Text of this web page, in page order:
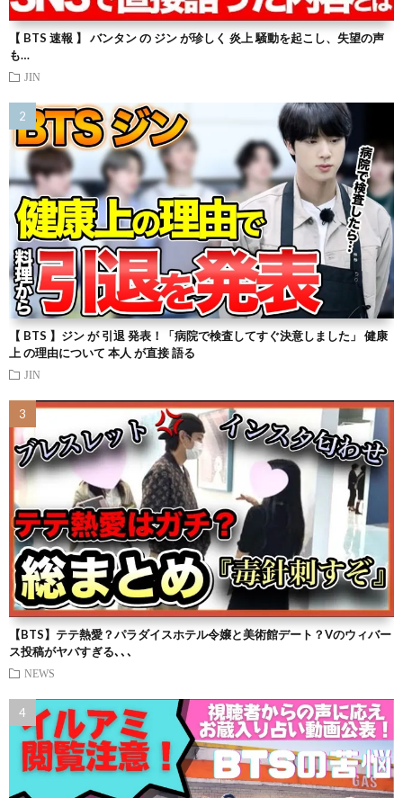
【 BTS 速報 】 バンタン の ジン が珍しく 炎上 騒動を起こし、失望の声
も…
JIN
【 BTS 】ジン が 引退 発表！「病院で検査してすぐ決意しました」 健康
上 の理由について 本人 が直接 語る
JIN
【BTS】テテ熱愛？パラダイスホテル令嬢と美術館デート？Vのウィバー
ス投稿がヤバすぎる､､､
NEWS